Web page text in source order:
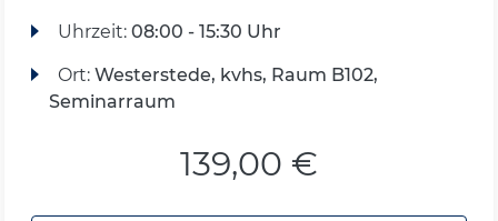
Uhrzeit: 08:00 - 15:30 Uhr
Ort: Westerstede, kvhs, Raum B102,
Seminarraum
139,00 €